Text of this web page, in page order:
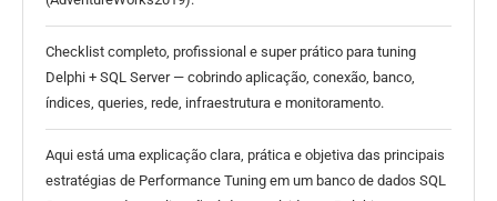
Checklist completo, profissional e super prático para tuning
Delphi + SQL Server — cobrindo aplicação, conexão, banco,
índices, queries, rede, infraestrutura e monitoramento.
Aqui está uma explicação clara, prática e objetiva das principais
estratégias de Performance Tuning em um banco de dados SQL